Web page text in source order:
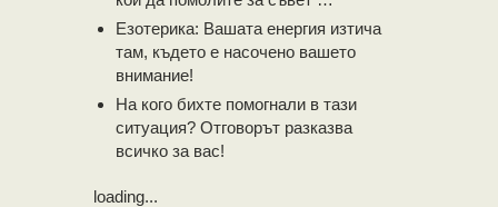
Езотерика: Вашата енергия изтича
там, където е насочено вашето
внимание!
На кого бихте помогнали в тази
ситуация? Отговорът разказва
всичко за вас!
loading...